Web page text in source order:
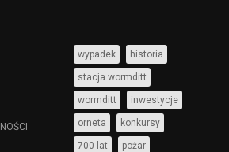
wypadek historia
stacja wormditt
wormditt inwestycje
orneta konkursy
700 lat pożar